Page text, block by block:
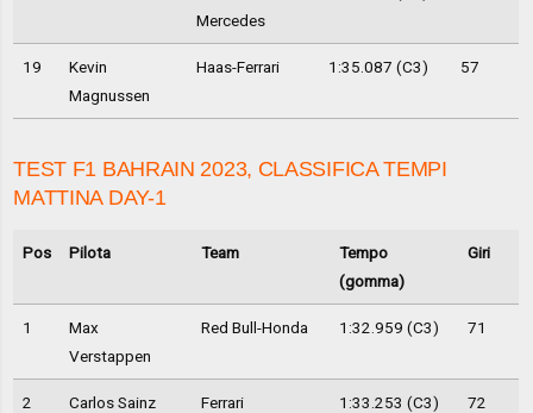
Mercedes
19
Kevin
Magnussen
Haas-Ferrari 1:35.087 (C3) 57
TEST F1 BAHRAIN 2023, CLASSIFICA TEMPI
MATTINA DAY-1
Pos Pilota Team
Tempo
(gomma)
Giri
1
Max
Verstappen
Red Bull-Honda 1:32.959 (C3) 71
2 Carlos Sainz Ferrari 1:33.253 (C3) 72